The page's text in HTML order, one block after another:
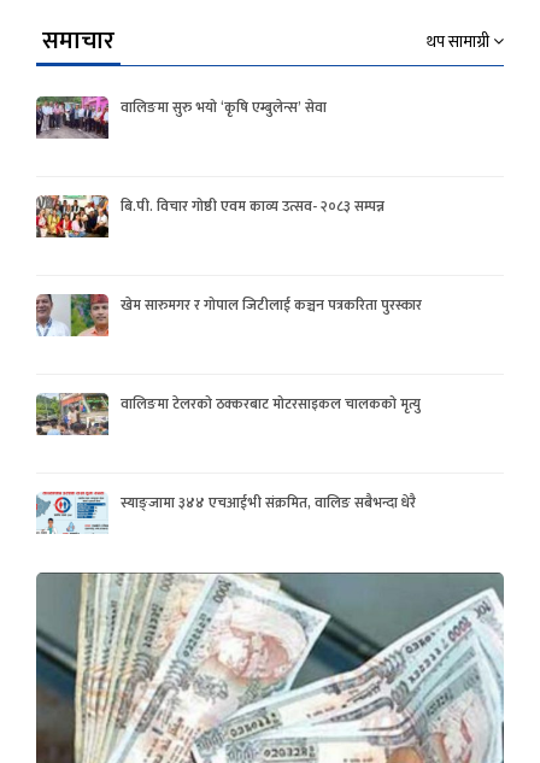
समाचार थप सामाग्री
वालिङमा सुरु भयो ‘कृषि एम्बुलेन्स’ सेवा
बि.पी. विचार गोष्ठी एवम काव्य उत्सव- २०८३ सम्पन्न
खेम सारुमगर र गोपाल जिटीलाई कञ्चन पत्रकरिता पुरस्कार
वालिङमा टेलरको ठक्करबाट मोटरसाइकल चालकको मृत्यु
स्याङ्जामा ३४४ एचआईभी संक्रमित, वालिङ सबैभन्दा धेरै